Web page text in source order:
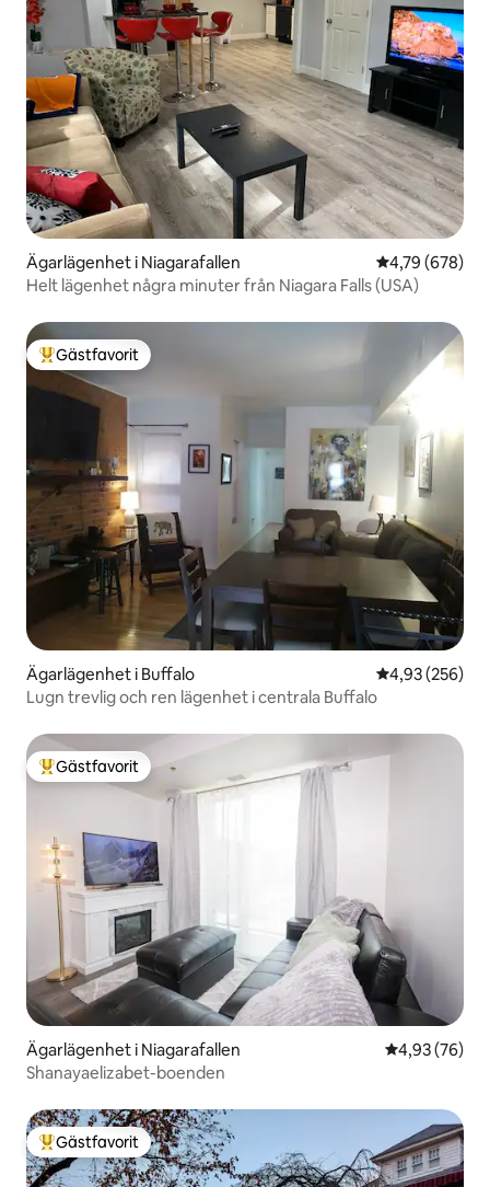
Ägarlägenhet i Niagarafallen 4,79 av 5 i
4,79 (678)
Helt lägenhet några minuter från Niagara Falls (USA)
Populär gästfavorit
Gästfavorit
Ägarlägenhet i Buffalo 4,93 av 5 i
4,93 (256)
Lugn trevlig och ren lägenhet i centrala Buffalo
Populär gästfavorit
Gästfavorit
Ägarlägenhet i Niagarafallen 4,93 av 5 i
4,93 (76)
Shanayaelizabet-boenden
Populär gästfavorit
Gästfavorit